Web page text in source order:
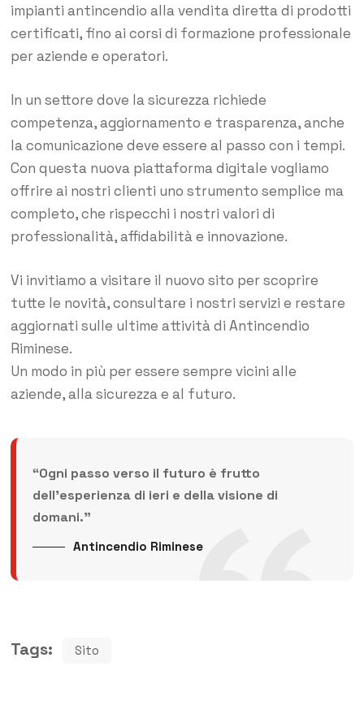
impianti antincendio alla vendita diretta di prodotti
certificati, fino ai corsi di formazione professionale
per aziende e operatori.
In un settore dove la sicurezza richiede
competenza, aggiornamento e trasparenza, anche
la comunicazione deve essere al passo con i tempi.
Con questa nuova piattaforma digitale vogliamo
offrire ai nostri clienti uno strumento semplice ma
completo, che rispecchi i nostri valori di
professionalità, affidabilità e innovazione.
Vi invitiamo a visitare il nuovo sito per scoprire
tutte le novità, consultare i nostri servizi e restare
aggiornati sulle ultime attività di Antincendio
Riminese.
Un modo in più per essere sempre vicini alle
aziende, alla sicurezza e al futuro.
“Ogni passo verso il futuro è frutto
dell’esperienza di ieri e della visione di
domani.”
Antincendio Riminese
Tags: Sito